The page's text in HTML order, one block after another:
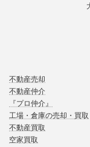
不動産売却
不動産仲介
『プロ仲介』
工場・倉庫の売却・買取
不動産買取
空家買取